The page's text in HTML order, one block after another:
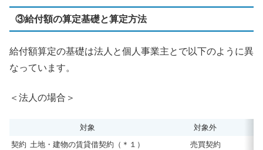
③給付額の算定基礎と算定方法
給付額算定の基礎は法人と個人事業主とで以下のように異
なっています。
＜法人の場合＞
対象
対象外
契約 土地・建物の賃貸借契約（＊１） 売買契約